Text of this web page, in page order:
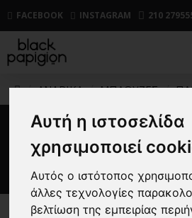
Αυτή η ιστοσελίδα
χρησιμοποιεί
Αυτός ο ιστότοπος
άλλες τεχνολογίες
βελτίωση της εμπειρίας
FACEBOOK INSTAGRAM 210
ΑΝΔΡΙΚΑ ΜΠΛΟΥΖΕΣ
Μπλούζα
μαύρη